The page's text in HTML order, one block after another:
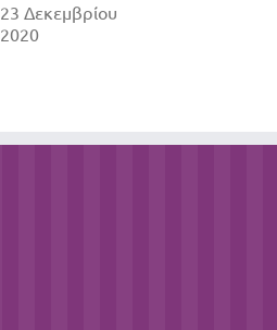
23 Δεκεμβρίου
2020